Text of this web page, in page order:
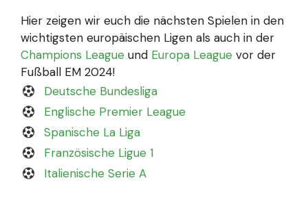
Hier zeigen wir euch die nächsten Spielen in den
wichtigsten europäischen Ligen als auch in der
Champions League und Europa League vor der
Fußball EM 2024!
Deutsche Bundesliga
Englische Premier League
Spanische La Liga
Französische Ligue 1
Italienische Serie A